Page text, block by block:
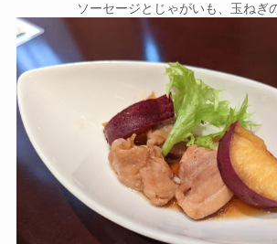
ソーセージとじゃがいも、玉ねぎ